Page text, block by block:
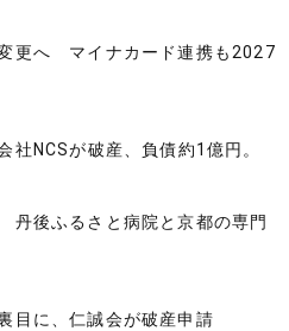
更へ マイナカード連携も2027
社NCSが破産、負債約1億円。
後ふるさと病院と京都の専門
目に、仁誠会が破産申請